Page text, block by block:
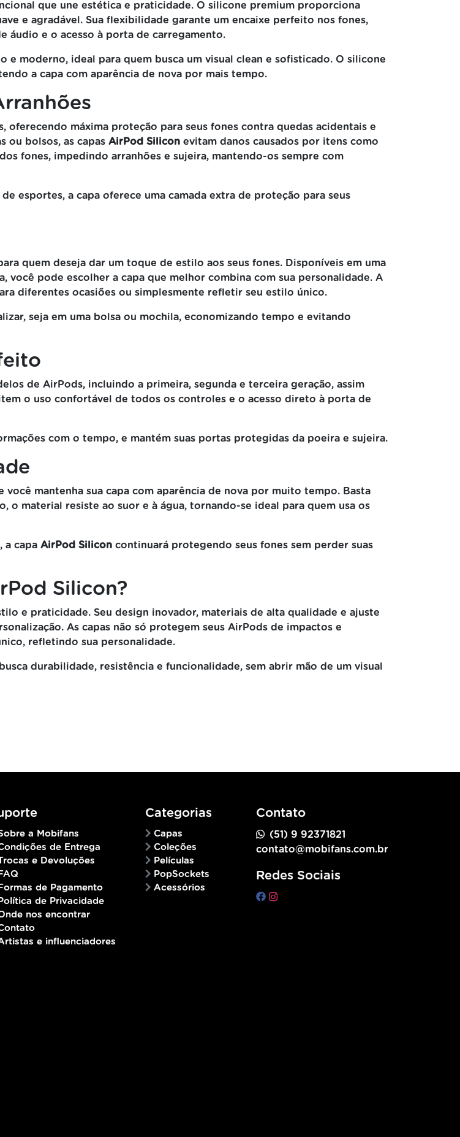
que une estética e praticidade. O silicone premium proporciona
e agradável. Sua flexibilidade garante um encaixe perfeito nos fones,
áudio e o acesso à porta de carregamento.
e moderno, ideal para quem busca um visual clean e sofisticado. O silicone
a capa com aparência de nova por mais tempo.
máxima proteção para seus fones contra quedas acidentais e
ou bolsos, as capas AirPod Silicon evitam danos causados por itens como
fones, impedindo arranhões e sujeira, mantendo-os sempre com
esportes, a capa oferece uma camada extra de proteção para seus
quem deseja dar um toque de estilo aos seus fones. Disponíveis em uma
você pode escolher a capa que melhor combina com sua personalidade. A
diferentes ocasiões ou simplesmente refletir seu estilo único.
seja em uma bolsa ou mochila, economizando tempo e evitando
de AirPods, incluindo a primeira, segunda e terceira geração, assim
o uso confortável de todos os controles e o acesso direto à porta de
com o tempo, e mantém suas portas protegidas da poeira e sujeira.
mantenha sua capa com aparência de nova por muito tempo. Basta
o material resiste ao suor e à água, tornando-se ideal para quem usa os
a capa AirPod Silicon continuará protegendo seus fones sem perder suas
Silicon?
e praticidade. Seu design inovador, materiais de alta qualidade e ajuste
As capas não só protegem seus AirPods de impactos e
refletindo sua personalidade.
durabilidade, resistência e funcionalidade, sem abrir mão de um visual
Contato
(51) 9 92371821
contato@mobifans.com.br
Redes Sociais
a Mobifans
de Entrega
e Devoluções
de Pagamento
de Privacidade
nos encontrar
e influenciadores
Categorias
Capas
Coleções
Películas
PopSockets
Acessórios